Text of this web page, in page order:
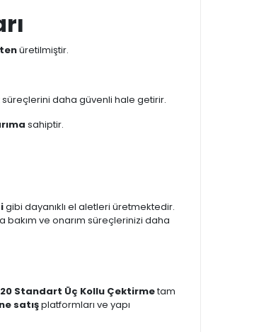
üretilmiştir.
daha güvenli hale getirir.
sahiptir.
gibi dayanıklı el aletleri üretmektedir.
bakım ve onarım süreçlerinizi daha
Standart Üç Kollu Çektirmetam
satışplatformları ve yapı